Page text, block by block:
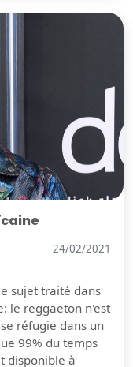
24/02/2021
sujet traité dans
le reggaeton n'est
réfugie dans un
99% du temps
disponible à